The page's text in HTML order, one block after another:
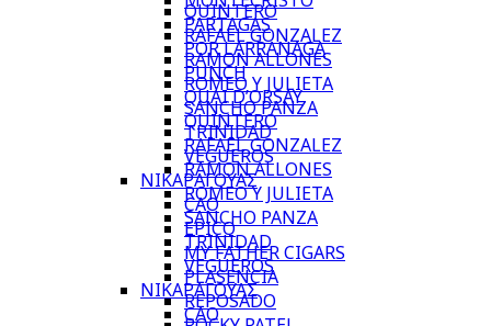
QUINTERO
RAFAEL GONZALEZ
RAMON ALLONES
ROMEO Y JULIETA
SANCHO PANZA
TRINIDAD
VEGUEROS
ΝΙΚΑΡΑΓΟΥΑΣ
CAO
EPICO
MY FATHER CIGARS
PLASENCIA
REPOSADO
PARTAGAS
POR LARRANAGA
PUNCH
QUAI D’ORSAY
QUINTERO
RAFAEL GONZALEZ
RAMON ALLONES
ROMEO Y JULIETA
SANCHO PANZA
TRINIDAD
VEGUEROS
ΝΙΚΑΡΑΓΟΥΑΣ
CAO